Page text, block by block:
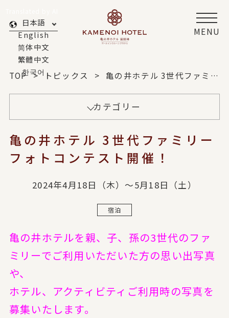
MENU
日本語
English
简体中文
繁體中文
한국어
TOP トピックス 亀の井ホテル 3世代ファミリーフォトコンテスト開催！
カテゴリー
亀の井ホテル 3世代ファミリー
フォトコンテスト開催！
2024年4月18日（木）～5月18日（土）
宿泊
亀の井ホテルを親、子、 孫の3世代のファ
ミリーでご利用いただいた方の思い出写真
や、
ホテル、アクティビティご利用時の写真を
募集いたします。